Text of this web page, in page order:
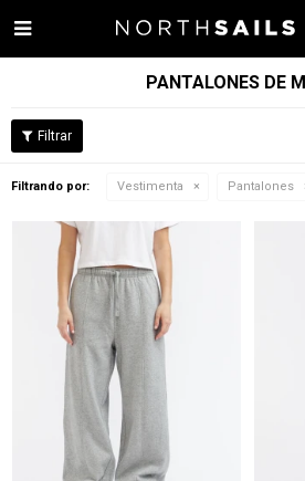

PANTALONES DE
Filtrando por: Vestimenta Pantalones